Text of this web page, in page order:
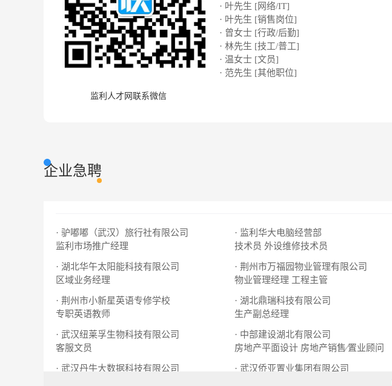
监利人才网联系微信
· 叶先生 [网络/IT]
· 叶先生 [销售岗位]
· 曾女士 [行政/后勤]
· 林先生 [技工/普工]
· 温女士 [文员]
· 范先生 [其他职位]
企业急聘
· 驴嘟嘟（武汉）旅行社有限公司
监利市场推广经理
· 监利华大电脑经营部
技术员 外设维修技术员
· 湖北华午太阳能科技有限公司
区域业务经理
· 荆州市万福园物业管理有限公司
物业管理经理 工程主管
· 荆州市小新星英语专修学校
专职英语教师
· 湖北鼎瑞科技有限公司
生产副总经理
· 武汉纽莱孚生物科技有限公司
客服文员
· 中部建设湖北有限公司
房地产平面设计 房地产销售∕置业顾问
· 武汉丹牛大数据科技有限公司
· 武汉侨亚置业集团有限公司